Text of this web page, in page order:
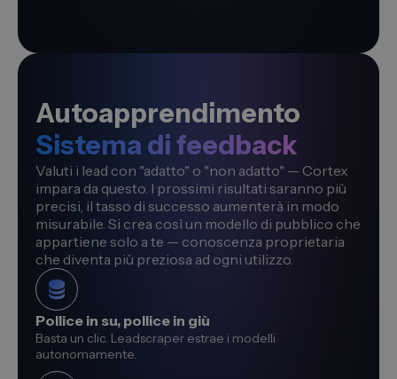
Autoapprendimento
Sistema di feedback
Valuti i lead con "adatto" o "non adatto" — Cortex
impara da questo. I prossimi risultati saranno più
precisi, il tasso di successo aumenterà in modo
misurabile. Si crea così un modello di pubblico che
appartiene solo a te — conoscenza proprietaria
che diventa più preziosa ad ogni utilizzo.
Pollice in su, pollice in giù
Basta un clic. Leadscraper estrae i modelli
autonomamente.